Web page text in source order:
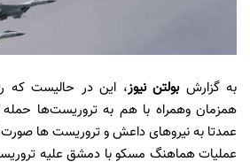
به گزارشبولتن نیوز، این در حالیست که
همزمان وهمراه با هم به تروريست‌ها
عمدتا به نیروهای داعش و تروریست ها
عمليات هماهنگ مسكو با دمشق عليه